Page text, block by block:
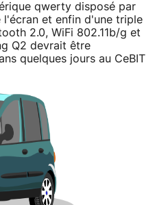
qwerty disposé par
et enfin d'une triple
2.0, WiFi 802.11b/g et
Q2 devrait être
quelques jours au CeBIT